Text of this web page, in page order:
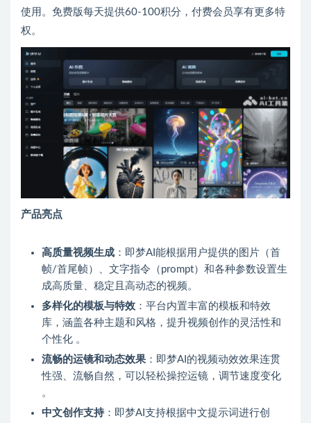
使用。免费版每天提供60-100积分，付费会员享有更多特
权。
产品亮点
高质量视频生成 ：即梦AI能根据用户提供的图片（首
帧/首尾帧）、文字指令（prompt）和各种参数设置生
成高质量、稳定且高动态的视频。
多样化的模板与特效 ：平台内置丰富的模板和特效
库，涵盖各种主题和风格，提升视频创作的灵活性和
个性化 。
流畅的运镜和动态效果 ：即梦AI的视频动效效果连贯
性强、流畅自然，可以轻松操控运镜，调节速度变化
。
中文创作支持：即梦AI支持根据中文提示词进行创